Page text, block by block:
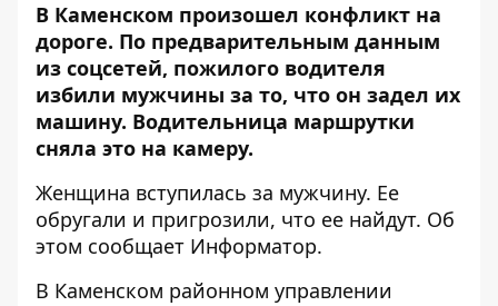
В Каменском произошел конфликт на
дороге. По предварительным данным
из соцсетей, пожилого водителя
избили мужчины за то, что он задел их
машину. Водительница маршрутки
сняла это на камеру.
Женщина вступилась за мужчину. Ее
обругали и пригрозили, что ее найдут. Об
этом сообщает Информатор.
В Каменском районном управлении